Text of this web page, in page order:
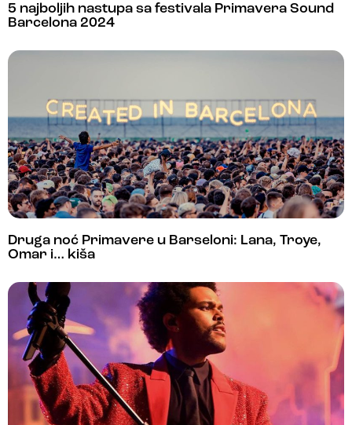
5 najboljih nastupa sa festivala Primavera Sound
Barcelona 2024
Druga noć Primavere u Barseloni: Lana, Troye,
Omar i… kiša